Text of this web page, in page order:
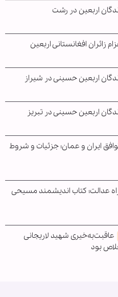
اربعین در رشت
زائران افغانستانی اربعین
اربعین حسینی در شیراز
اربعین حسینی در تبریز
ایران و عمان؛ جزئیات و شروط
عدالت؛ کتاب اندیشمند مسیحی
عاقبت‌به‌خیری شهید لاریجانی
بود